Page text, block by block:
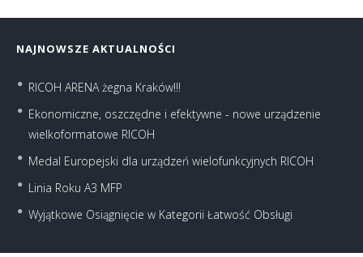
NAJNOWSZE AKTUALNOŚCI
RICOH ARENA żegna Kraków!!!
Ekonomiczne, oszczędne i efektywne - nowe urządzenie
wielkoformatowe RICOH
Medal Europejski dla urządzeń wielofunkcyjnych RICOH
Linia Roku A3 MFP
Wyjątkowe Osiągnięcie w Kategorii Łatwość Obsługi